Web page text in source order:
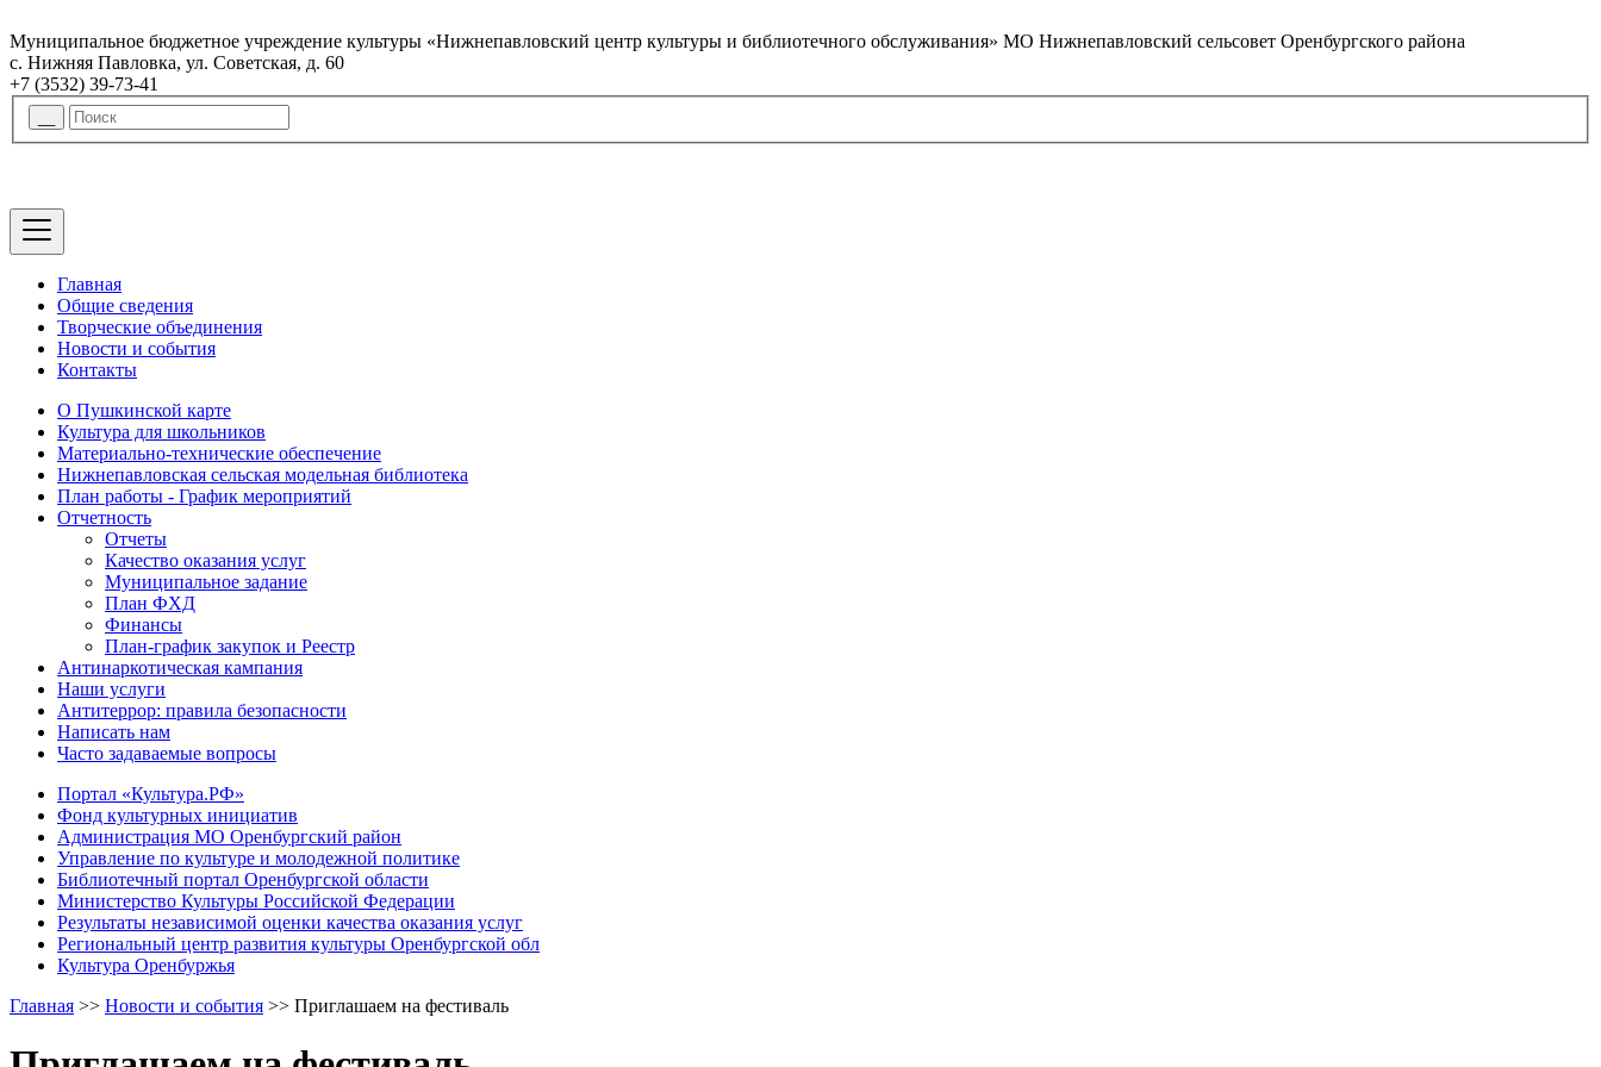
Муниципальное бюджетное учреждение культуры «Нижнепавловский центр культуры и библиотечного обслуживания» МО Нижнепавловский сельсовет Оренбургского района
с. Нижняя Павловка, ул. Советская, д. 60
+7 (3532) 39-73-41
Главная
Общие сведения
Творческие объединения
Новости и события
Контакты
О Пушкинской карте
Культура для школьников
Материально-технические обеспечение
Нижнепавловская сельская модельная библиотека
План работы - График мероприятий
Отчетность
Отчеты
Качество оказания услуг
Муниципальное задание
План ФХД
Финансы
План-график закупок и Реестр
Антинаркотическая кампания
Наши услуги
Антитеррор: правила безопасности
Написать нам
Часто задаваемые вопросы
Портал «Культура.РФ»
Фонд культурных инициатив
Администрация МО Оренбургский район
Управление по культуре и молодежной политике
Библиотечный портал Оренбургской области
Министерство Культуры Российской Федерации
Результаты независимой оценки качества оказания услуг
Региональный центр развития культуры Оренбургской обл
Культура Оренбуржья
Главная >> Новости и события >> Приглашаем на фестиваль